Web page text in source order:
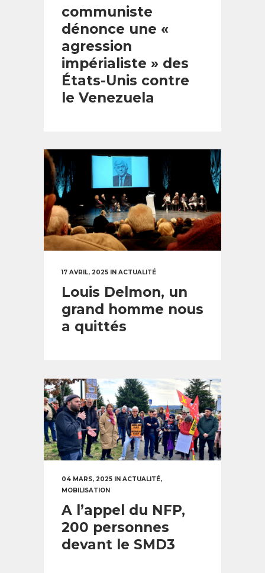
communiste
dénonce une «
agression
impérialiste » des
États-Unis contre
le Venezuela
17 AVRIL, 2025 IN ACTUALITÉ
Louis Delmon, un
grand homme nous
a quittés
04 MARS, 2025 IN ACTUALITÉ,
MOBILISATION
A l’appel du NFP,
200 personnes
devant le SMD3